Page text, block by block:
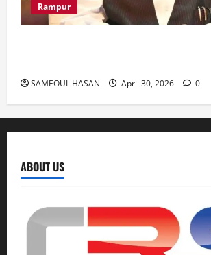
Rampur
SAMEOUL HASAN April 30, 2026 0
ABOUT US